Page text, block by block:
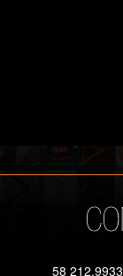
58